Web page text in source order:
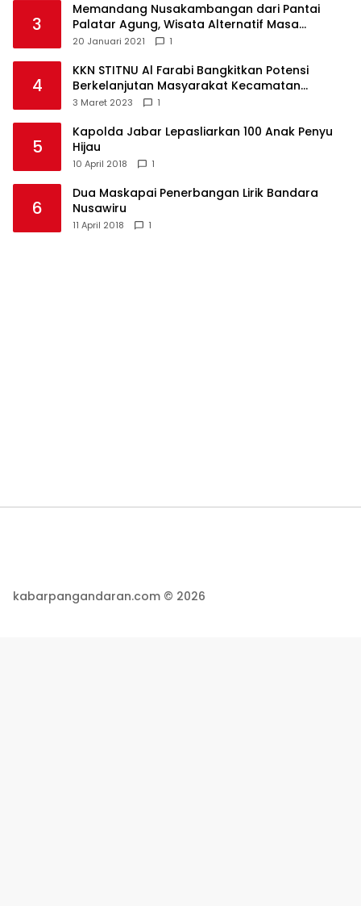
3
Memandang Nusakambangan dari Pantai
Palatar Agung, Wisata Alternatif Masa
Pandemi
20 Januari 2021 1
4
KKN STITNU Al Farabi Bangkitkan Potensi
Berkelanjutan Masyarakat Kecamatan
Langkaplancar
3 Maret 2023 1
5
Kapolda Jabar Lepasliarkan 100 Anak Penyu
Hijau
10 April 2018 1
6
Dua Maskapai Penerbangan Lirik Bandara
Nusawiru
11 April 2018 1
kabarpangandaran.com © 2026